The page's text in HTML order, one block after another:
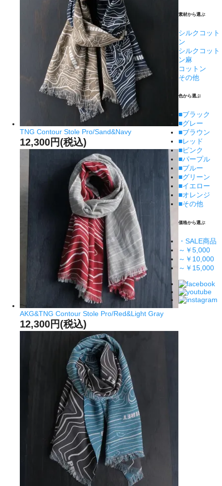
TNG Contour Stole Pro/Sand&Navy
12,300円(税込)
AKG&TNG Contour Stole Pro/Red&Light Gray
12,300円(税込)
素材から選ぶ
シルクコット
ン
シルクコット
ン麻
コットン
その他
色から選ぶ
■ブラック
■グレー
■ブラウン
■レッド
■ピンク
■パープル
■ブルー
■グリーン
■イエロー
■オレンジ
■その他
価格から選ぶ
・SALE商品
～￥5,000
～￥10,000
～￥15,000